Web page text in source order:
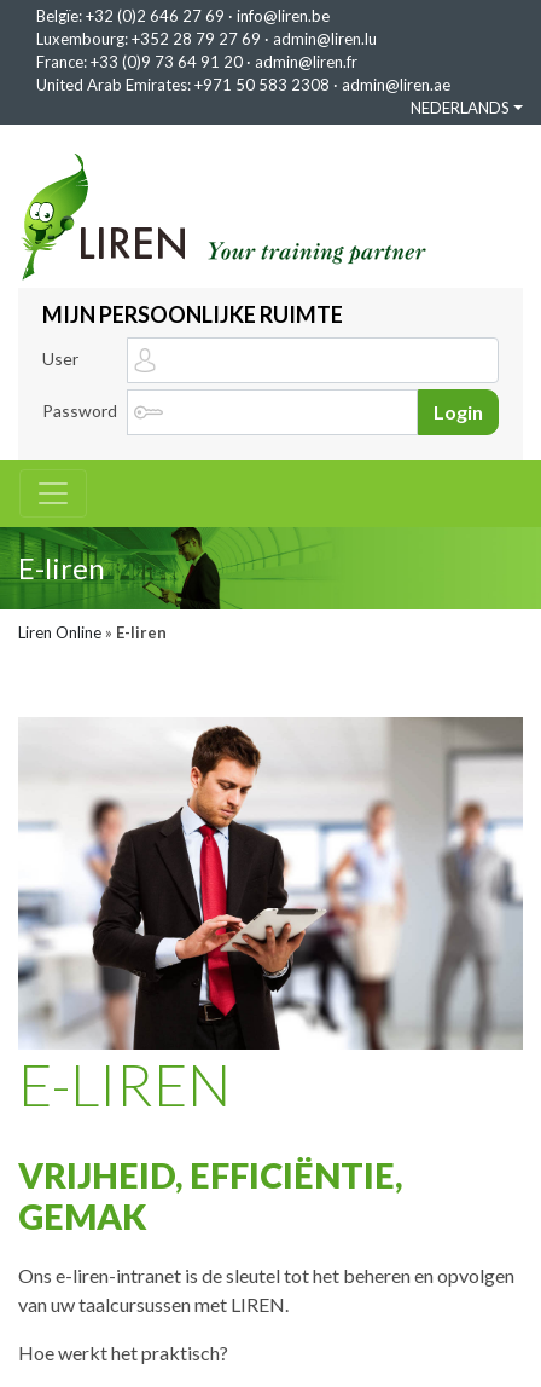
Belgïe:+32 (0)2 646 27 69 · info@liren.be
Luxembourg:+352 28 79 27 69 · admin@liren.lu
France:+33 (0)9 73 64 91 20 · admin@liren.fr
United Arab Emirates:+971 50 583 2308 · admin@liren.ae
NEDERLANDS
MIJN PERSOONLIJKE RUIMTE
User
Password Login
E-liren
Liren Online » E-liren
E-LIREN
VRIJHEID, EFFICIËNTIE,
GEMAK
Ons e-liren-intranet is de sleutel tot het beheren en opvolgen
van uw taalcursussen met LIREN.
Hoe werkt het praktisch?